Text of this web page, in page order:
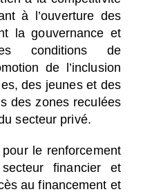
à l’ouverture des
la gouvernance et
conditions de
de l’inclusion
des jeunes et des
des zones reculées
secteur privé.
le renforcement
financier et
au financement et